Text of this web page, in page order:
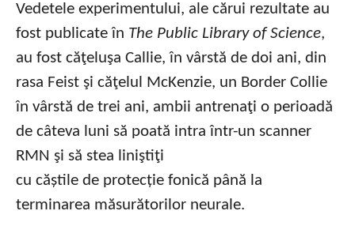
Vedetele experimentului, ale cărui rezultate au
fost publicate în The Public Library of Science,
au fost căţeluşa Callie, în vârstă de doi ani, din
rasa Feist şi căţelul McKenzie, un Border Collie
în vârstă de trei ani, ambii antrenaţi o perioadă
de câteva luni să poată intra într-un scanner
RMN şi să stea liniştiţi
cu căștile de protecție fonică până la
terminarea măsurătorilor neurale.